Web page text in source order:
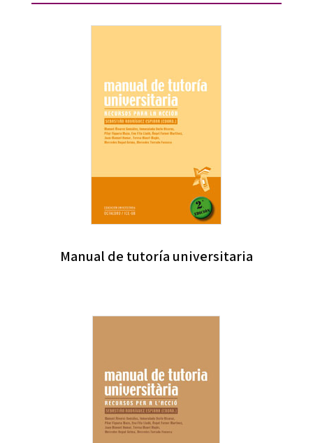
Manual de tutoría universitaria